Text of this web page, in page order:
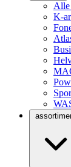
Alle
K-